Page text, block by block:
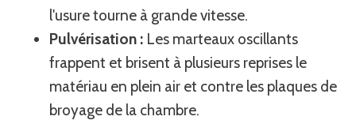
l'usure tourne à grande vitesse.
Pulvérisation : Les marteaux oscillants
frappent et brisent à plusieurs reprises le
matériau en plein air et contre les plaques de
broyage de la chambre.